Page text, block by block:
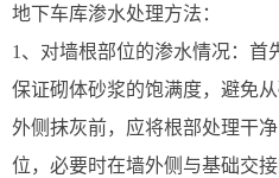
地下车库渗水处理方法：
1、对墙根部位的渗水情况：首
保证砌体砂浆的饱满度，避免
外侧抹灰前，应将根部处理干
位，必要时在墙外侧与基础交